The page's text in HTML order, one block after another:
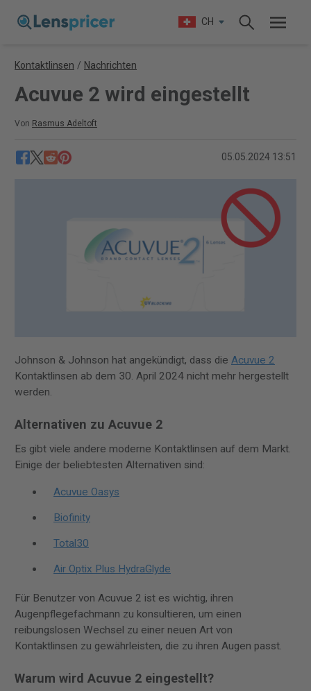
CH
Kontaktlinsen / Nachrichten
Acuvue 2 wird eingestellt
Von Rasmus Adeltoft
05.05.2024 13:51
Johnson & Johnson hat angekündigt, dass die Acuvue 2
Kontaktlinsen ab dem 30. April 2024 nicht mehr hergestellt
werden.
Alternativen zu Acuvue 2
Es gibt viele andere moderne Kontaktlinsen auf dem Markt.
Einige der beliebtesten Alternativen sind:
Acuvue Oasys
Biofinity
Total30
Air Optix Plus HydraGlyde
Für Benutzer von Acuvue 2 ist es wichtig, ihren
Augenpflegefachmann zu konsultieren, um einen
reibungslosen Wechsel zu einer neuen Art von
Kontaktlinsen zu gewährleisten, die zu ihren Augen passt.
Warum wird Acuvue 2 eingestellt?